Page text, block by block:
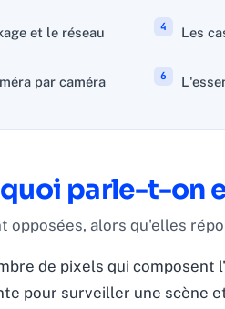
et le réseau Les
par caméra
parle-t-on
opposées, alors qu'elles
de pixels qui composent
pour surveiller une scène